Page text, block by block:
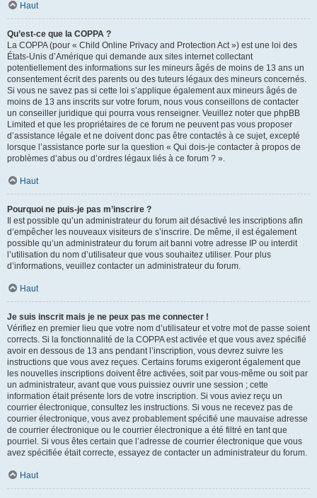
Haut
Qu’est-ce que la COPPA ?
La COPPA (pour « Child Online Privacy and Protection Act ») est une loi des
États-Unis d’Amérique qui demande aux sites internet collectant
potentiellement des informations sur les mineurs âgés de moins de 13 ans un
consentement écrit des parents ou des tuteurs légaux des mineurs concernés.
Si vous ne savez pas si cette loi s’applique également aux mineurs âgés de
moins de 13 ans inscrits sur votre forum, nous vous conseillons de contacter
un conseiller juridique qui pourra vous renseigner. Veuillez noter que phpBB
Limited et que les propriétaires de ce forum ne peuvent pas vous proposer
d’assistance légale et ne doivent donc pas être contactés à ce sujet, excepté
lorsque l’assistance porte sur la question « Qui dois-je contacter à propos de
problèmes d’abus ou d’ordres légaux liés à ce forum ? ».
Haut
Pourquoi ne puis-je pas m’inscrire ?
Il est possible qu’un administrateur du forum ait désactivé les inscriptions afin
d’empêcher les nouveaux visiteurs de s’inscrire. De même, il est également
possible qu’un administrateur du forum ait banni votre adresse IP ou interdit
l’utilisation du nom d’utilisateur que vous souhaitez utiliser. Pour plus
d’informations, veuillez contacter un administrateur du forum.
Haut
Je suis inscrit mais je ne peux pas me connecter !
Vérifiez en premier lieu que votre nom d’utilisateur et votre mot de passe soient
corrects. Si la fonctionnalité de la COPPA est activée et que vous avez spécifié
avoir en dessous de 13 ans pendant l’inscription, vous devrez suivre les
instructions que vous avez reçues. Certains forums exigeront également que
les nouvelles inscriptions doivent être activées, soit par vous-même ou soit par
un administrateur, avant que vous puissiez ouvrir une session ; cette
information était présente lors de votre inscription. Si vous aviez reçu un
courrier électronique, consultez les instructions. Si vous ne recevez pas de
courrier électronique, vous avez probablement spécifié une mauvaise adresse
de courrier électronique ou le courrier électronique a été filtré en tant que
pourriel. Si vous êtes certain que l’adresse de courrier électronique que vous
avez spécifiée était correcte, essayez de contacter un administrateur du forum.
Haut